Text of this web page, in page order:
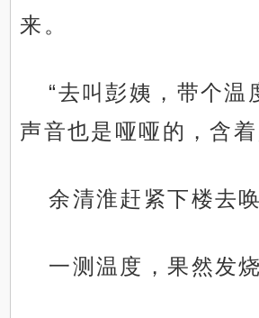
来。
“去叫彭姨，带个温
声音也是哑哑的，含着
余清淮赶紧下楼去唤
一测温度，果然发